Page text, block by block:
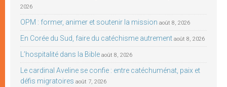
2026
OPM : former, animer et soutenir la mission août 8, 2026
En Corée du Sud, faire du catéchisme autrement août 8, 2026
L’hospitalité dans la Bible août 8, 2026
Le cardinal Aveline se confie : entre catéchuménat, paix et
défis migratoires août 7, 2026